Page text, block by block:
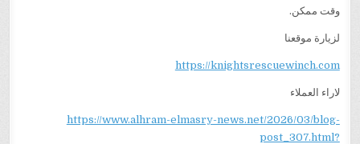
وقت ممكن.
لزيارة موقعنا
https://knightsrescuewinch.com
لاراء العملاء
https://www.alhram-elmasry-news.net/2026/03/blog-
post_307.html?